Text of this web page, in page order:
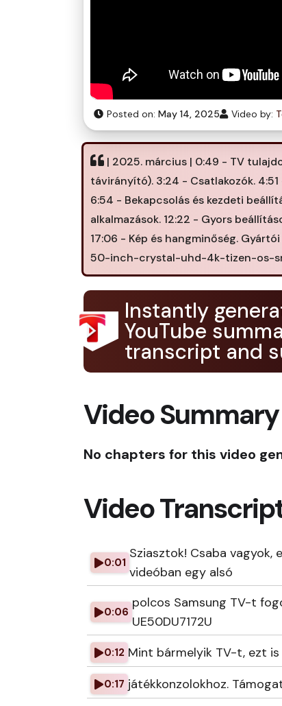
Posted on: May 14, 2025 Video by:
| 2025. március | 0:49 - TV
távirányító). 3:24 - Csatlakozók.
6:54 - Bekapcsolás és kezdeti
alkalmazások. 12:22 - Gyors
17:06 - Kép és hangminőség.
50-inch-crystal-uhd-4k-tizen-os-
Instantly
YouTube
transcript and
Video
No chapters for this video
Video
0:01
Sziasztok! Csaba vagyok,
videóban egy alsó
0:06
polcos Samsung TV-t
UE50DU7172U
0:12 Mint bármelyik TV-t, ezt
0:17 játékkonzolokhoz.